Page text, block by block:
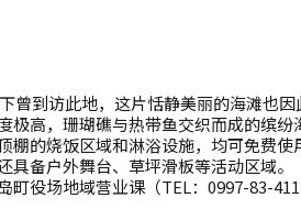
曾到访此地，这片恬静美丽的海滩也
高，珊瑚礁与热带鱼交织而成的缤纷
棚的烧饭区域和淋浴设施，均可免费
备户外舞台、草坪滑板等活动区域。
役场地域营业课（TEL：0997-83-